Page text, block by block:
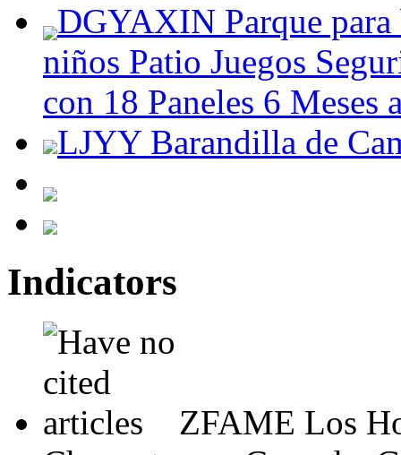
DGYAXIN Parque para
niños Patio Juegos
con 18 Paneles 6 Meses
LJYY Barandilla de
Indicators
ZFAME Los